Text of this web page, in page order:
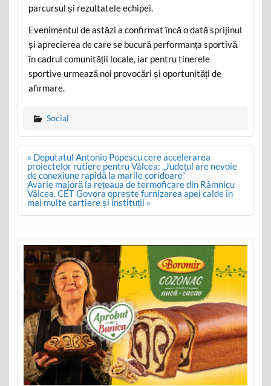
parcursul și rezultatele echipei.
Evenimentul de astăzi a confirmat încă o dată sprijinul
și aprecierea de care se bucură performanța sportivă
în cadrul comunității locale, iar pentru tinerele
sportive urmează noi provocări și oportunități de
afirmare.
Social
Post
navigation
« Deputatul Antonio Popescu cere accelerarea
proiectelor rutiere pentru Vâlcea: „Județul are nevoie
de conexiune rapidă la marile coridoare”
Avarie majoră la rețeaua de termoficare din Râmnicu
Vâlcea. CET Govora oprește furnizarea apei calde în
mai multe cartiere și instituții »